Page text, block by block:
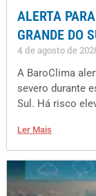
ALERTA
GRANDE DO
4 de agosto de
A BaroClima
severo durante
Sul. Há risco
Ler Mais